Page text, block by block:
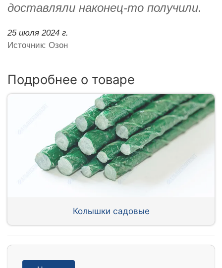
доставляли наконец-то получили.
25 июля 2024 г.
Источник: Озон
Подробнее о товаре
Колышки садовые